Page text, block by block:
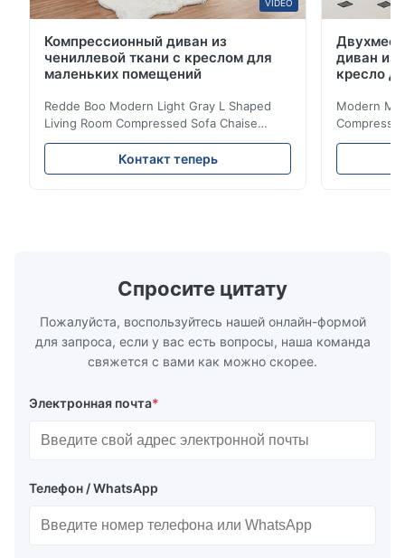
VIDEO
Компрессионный диван из
чениллевой ткани с креслом для
маленьких помещений
Redde Boo Modern Light Gray L Shaped
Living Room Compressed Sofa Chaise
Lounge Product Overview High resilience
soft sectional sofa designed for small
spaces, featuring a contemporary light gray
Контакт теперь
диван из
кресло
Modern
Room
Спросите цитату
Пожалуйста, воспользуйтесь нашей онлайн-формой
для запроса, если у вас есть вопросы, наша команда
свяжется с вами как можно скорее.
Электронная почта*
Телефон / WhatsApp